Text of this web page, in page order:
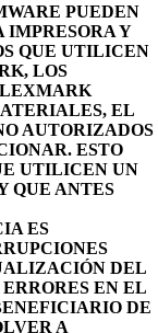
PUEDEN
IMPRESORA Y
QUE UTILICEN
LOS
EL
AUTORIZADOS
ESTO
UTILICEN UN
QUE ANTES
ES
DEL
EN EL
DE
A